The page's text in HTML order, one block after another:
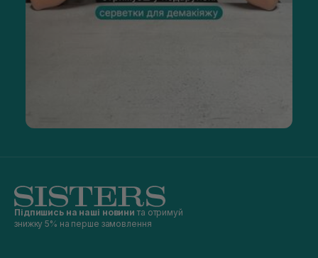
Підпишись на наші новини та отримуй
знижку 5% на перше замовлення